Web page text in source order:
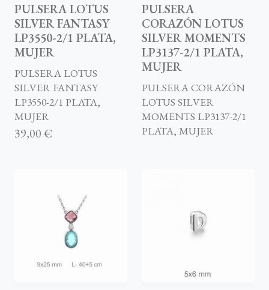
PULSERA LOTUS
SILVER FANTASY
LP3550-2/1 PLATA,
MUJER
PULSERA LOTUS
SILVER FANTASY
LP3550-2/1 PLATA,
MUJER
39,00 €
PULSERA
CORAZÓN LOTUS
SILVER MOMENTS
LP3137-2/1 PLATA,
MUJER
PULSERA CORAZÓN
LOTUS SILVER
MOMENTS LP3137-2/1
PLATA, MUJER